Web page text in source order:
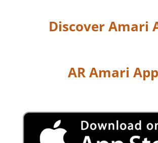
Discover Amari
AR Amari App